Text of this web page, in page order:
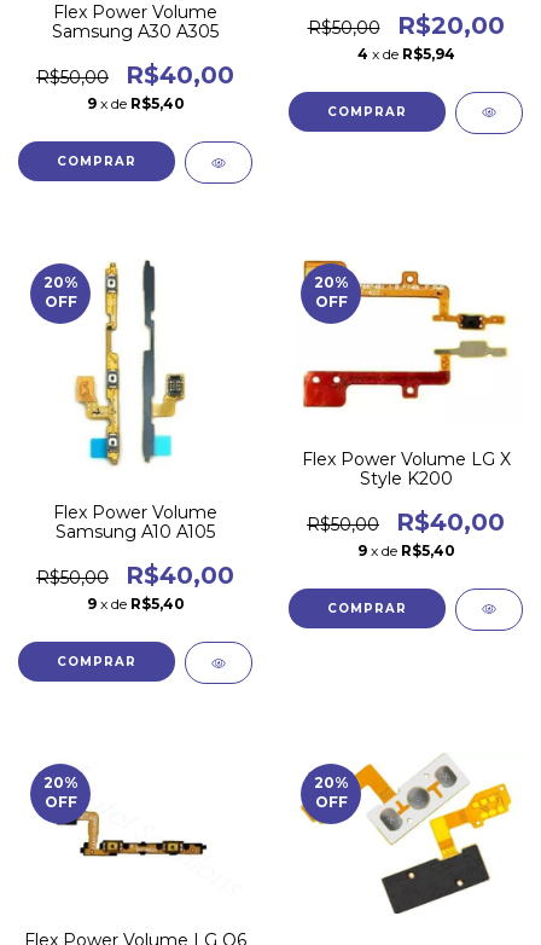
Flex Power Volume
Samsung A30 A305
R$50,00 R$40,00
9 x de R$5,40
R$50,00 R$20,00
4 x de R$5,94
20%
OFF
Flex Power Volume
Samsung A10 A105
R$50,00 R$40,00
9 x de R$5,40
20%
OFF
Flex Power Volume LG X
Style K200
R$50,00 R$40,00
9 x de R$5,40
20%
OFF
20%
OFF